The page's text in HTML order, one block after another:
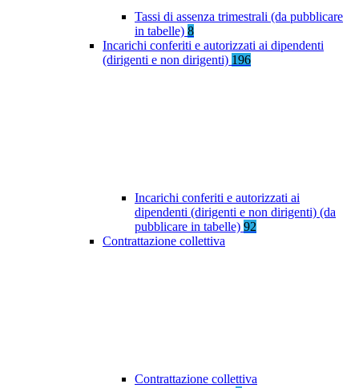
Tassi di assenza trimestrali (da pubblicare
in tabelle) 8
Incarichi conferiti e autorizzati ai dipendenti
(dirigenti e non dirigenti) 196
Incarichi conferiti e autorizzati ai
dipendenti (dirigenti e non dirigenti) (da
pubblicare in tabelle) 92
Contrattazione collettiva
Contrattazione collettiva